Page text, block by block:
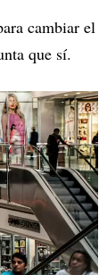
cambiar el
que sí.